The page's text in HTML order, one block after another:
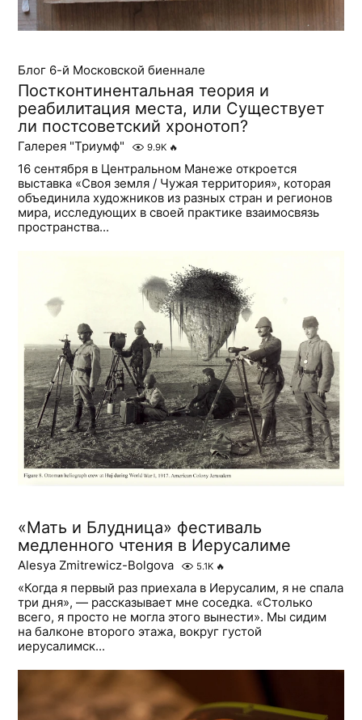
Блог 6-й Московской биеннале
Постконтинентальная теория и
реабилитация места, или Существует
ли постсоветский хронотоп?
Галерея "Триумф" 9.9K 🔥
16 сентября в Центральном Манеже откроется
выставка «Своя земля / Чужая территория», которая
объединила художников из разных стран и регионов
мира, исследующих в своей практике взаимосвязь
пространства...
«Мать и Блудница» фестиваль
медленного чтения в Иерусалиме
Alesya Zmitrewicz-Bolgova 5.1K 🔥
«Когда я первый раз приехала в Иерусалим, я не спала
три дня», — рассказывает мне соседка. «Столько
всего, я просто не могла этого вынести». Мы сидим
на балконе второго этажа, вокруг густой
иерусалимск...